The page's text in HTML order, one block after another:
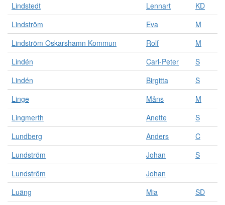
Lindstedt
Lennart
KD
Lindström
Eva
M
Lindström Oskarshamn Kommun
Rolf
M
Lindén
Carl-Peter
S
Lindén
Birgitta
S
Linge
Måns
M
Lingmerth
Anette
S
Lundberg
Anders
C
Lundström
Johan
S
Lundström
Johan
Luäng
Mia
SD